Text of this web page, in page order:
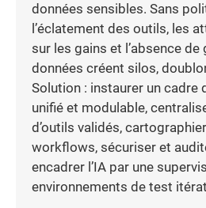
données sensibles. Sans
l’éclatement des outils, les
sur les gains et l’absence de
données créent silos,
Solution : instaurer un cadre
unifié et modulable,
d’outils validés,
workflows, sécuriser et
encadrer l’IA par une
environnements de test